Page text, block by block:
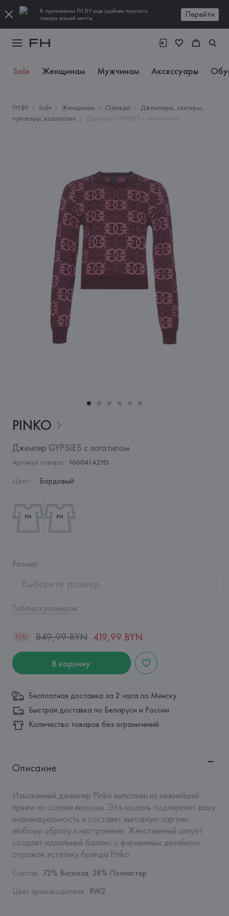
В приложении FH.BY еще удобнее покупать
товары вашей мечты
Перейти
Sale Женщинам Мужчинам Аксессуары
FH.BY Sale Женщинам Одежда
Джемперы, свитеры,
пуловеры, водолазки
Джемпер GYPSIES с логотипом
PINKO
Джемпер GYPSIES с логотипом
Артикул товара: 106041A2YD
Цвет: Бордовый
Размер:
Выберите размер
Таблица размеров
51% 849,99 BYN 419,99 BYN
В корзину
Бесплатная доставка за 2 часа по Минску
Быстрая доставка по Беларуси и России
Количество товаров без ограничений
Описание
Изысканный джемпер Pinko выполнен из нежнейшей
пряжи на основе вискозы. Эта модель подчеркнет вашу
индивидуальность и составит выгодную партию
любому образу и настроению. Женственный силуэт
создает идеальный баланс с фирменным дизайном,
отражая эстетику бренда Pinko.
Состав: 72% Вискоза, 28% Полиэстер
Цвет производителя: RW2